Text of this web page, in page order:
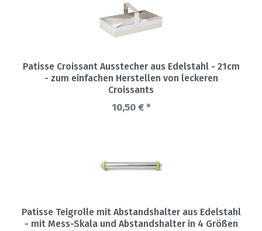
Patisse Croissant Ausstecher aus Edelstahl - 21cm
- zum einfachen Herstellen von leckeren
Croissants
10,50 € *
Patisse Teigrolle mit Abstandshalter aus Edelstahl
- mit Mess-Skala und Abstandshalter in 4 Größen